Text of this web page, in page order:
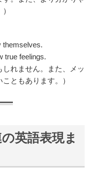
themselves.
true feelings.
しれません。また、メッ
ともあります。）
英語表現ま